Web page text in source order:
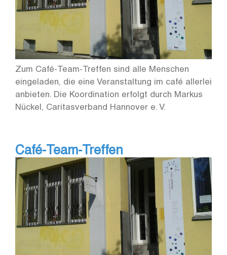
Zum Café-Team-Treffen sind alle Menschen
eingeladen, die eine Veranstaltung im café allerlei
anbieten. Die Koordination erfolgt durch Markus
Nückel, Caritasverband Hannover e. V.
Café-Team-Treffen